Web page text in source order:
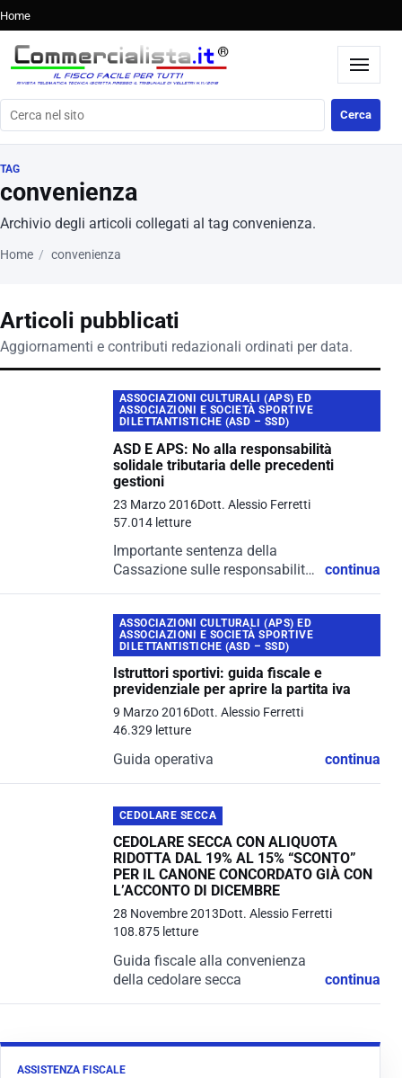
Home
Cerca nel sito Cerca
TAG
convenienza
Archivio degli articoli collegati al tag convenienza.
Home convenienza
Articoli pubblicati
Aggiornamenti e contributi redazionali ordinati per data.
ASSOCIAZIONI CULTURALI (APS) ED
ASSOCIAZIONI E SOCIETÀ SPORTIVE
DILETTANTISTICHE (ASD – SSD)
ASD E APS: No alla responsabilità
solidale tributaria delle precedenti
gestioni
23 Marzo 2016Dott. Alessio Ferretti
57.014 letture
Importante sentenza della
Cassazione sulle responsabilità
continua
ASSOCIAZIONI CULTURALI (APS) ED
ASSOCIAZIONI E SOCIETÀ SPORTIVE
DILETTANTISTICHE (ASD – SSD)
Istruttori sportivi: guida fiscale e
previdenziale per aprire la partita iva
9 Marzo 2016Dott. Alessio Ferretti
46.329 letture
Guida operativa continua
CEDOLARE SECCA
CEDOLARE SECCA CON ALIQUOTA
RIDOTTA DAL 19% AL 15% “SCONTO”
PER IL CANONE CONCORDATO GIÀ CON
L’ACCONTO DI DICEMBRE
28 Novembre 2013Dott. Alessio Ferretti
108.875 letture
Guida fiscale alla convenienza
della cedolare secca
continua
ASSISTENZA FISCALE